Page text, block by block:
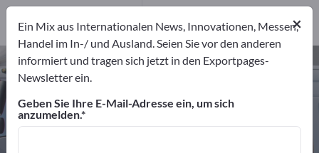
Kraftfahrzeugteile – Hersteller und
Anbieter Hersteller
Hersteller294
Distributoren17×
Ein Mix aus Internationalen News, Innovationen, Messen,
Handel im In-/ und Ausland. Seien Sie vor den anderen
informiert und tragen sich jetzt in den Exportpages-
Newsletter ein.
Geben Sie Ihre E-Mail-Adresse ein, um sich
anzumelden.